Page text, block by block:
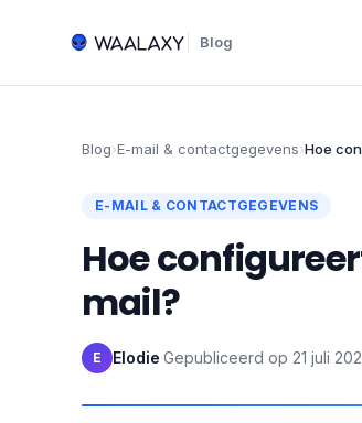
Blog
Blog›E-mail & contactgegevens›Hoe
E-MAIL & CONTACTGEGEVENS
Hoe
mail?
E Elodie·Gepubliceerd op 21 juli